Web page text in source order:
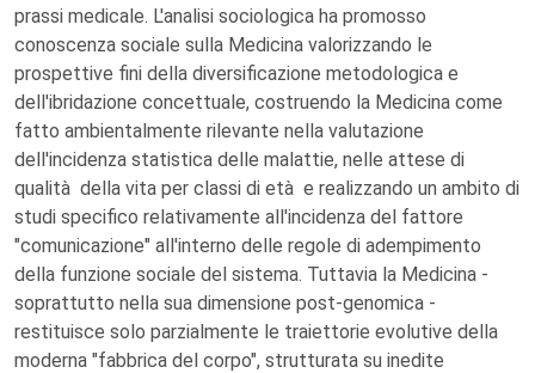
prassi medicale. L'analisi sociologica ha promosso
conoscenza sociale sulla Medicina valorizzando le
prospettive fini della diversificazione metodologica e
dell'ibridazione concettuale, costruendo la Medicina come
fatto ambientalmente rilevante nella valutazione
dell'incidenza statistica delle malattie, nelle attese di
qualità della vita per classi di età e realizzando un ambito di
studi specifico relativamente all'incidenza del fattore
"comunicazione" all'interno delle regole di adempimento
della funzione sociale del sistema. Tuttavia la Medicina -
soprattutto nella sua dimensione post-genomica -
restituisce solo parzialmente le traiettorie evolutive della
moderna "fabbrica del corpo", strutturata su inedite